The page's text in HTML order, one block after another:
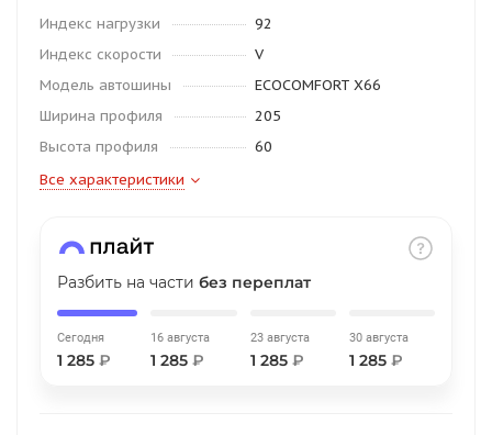
Индекс нагрузки
92
Индекс скорости
V
Модель автошины
ECOCOMFORT X66
Ширина профиля
205
Высота профиля
60
Все характеристики
Разбить на части без переплат
Сегодня
1 285 ₽
16 августа
1 285₽
23 августа
1 285 ₽
30 августа
1 285 ₽
недели
plait.ru